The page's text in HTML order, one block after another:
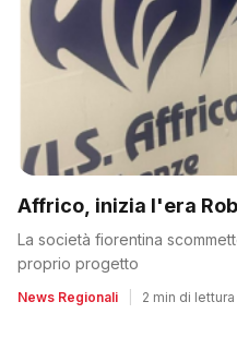
Affrico, inizia l'era
La società fiorentina
proprio progetto
News Regionali 2 min di lettura